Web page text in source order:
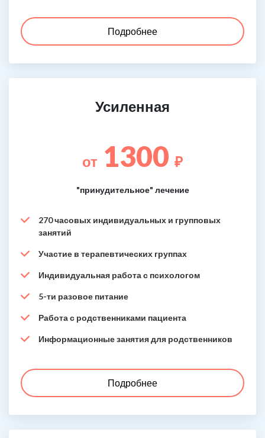
Подробнее
Усиленная
от 1300 ₽
"принудительное" лечение
270 часовых индивидуальных и групповых
занятий
Участие в терапевтических группах
Индивидуальная работа с психологом
5-ти разовое питание
Работа с родственниками пациента
Информационные занятия для родственников
Подробнее